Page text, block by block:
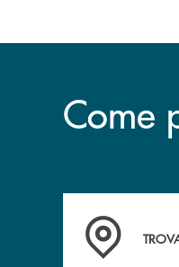
Come
Accedi all'